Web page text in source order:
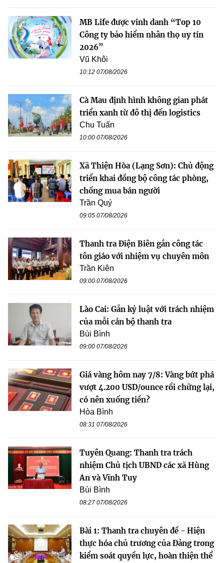
MB Life được vinh danh “Top 10
Công ty bảo hiểm nhân thọ uy tín
2026”
Vũ Khôi
10:12 07/08/2026
Cà Mau định hình không gian phát
triển xanh từ đô thị đến logistics
Chu Tuấn
10:00 07/08/2026
Xã Thiện Hòa (Lạng Sơn): Chủ động
triển khai đồng bộ công tác phòng,
chống mua bán người
Trần Quý
09:05 07/08/2026
Thanh tra Điện Biên gắn công tác
tôn giáo với nhiệm vụ chuyên môn
Trần Kiên
09:00 07/08/2026
Lào Cai: Gắn kỷ luật với trách nhiệm
của mỗi cán bộ thanh tra
Bùi Bình
09:00 07/08/2026
Giá vàng hôm nay 7/8: Vàng bứt phá
vượt 4.200 USD/ounce rồi chững lại,
có nên xuống tiền?
Hòa Bình
08:31 07/08/2026
Tuyên Quang: Thanh tra trách
nhiệm Chủ tịch UBND các xã Hùng
An và Vĩnh Tuy
Bùi Bình
08:27 07/08/2026
Bài 1: Thanh tra chuyên đề - Hiện
thực hóa chủ trương của Đảng trong
kiểm soát quyền lực, hoàn thiện thể